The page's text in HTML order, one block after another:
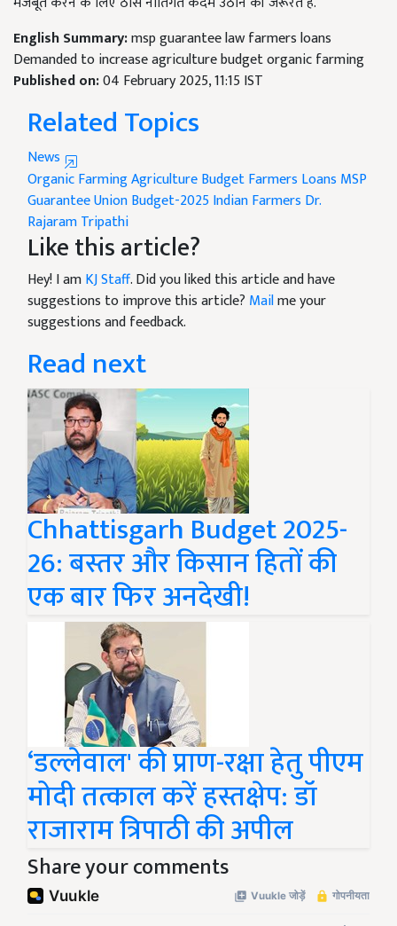
English Summary:msp guarantee law farmers loans
Demanded to increase agriculture budget organic farming
Published on:04 February 2025, 11:15 IST
Related Topics
News
Organic FarmingAgriculture BudgetFarmers Loans MSP
GuaranteeUnion Budget-2025Indian Farmers Dr.
Rajaram Tripathi
Like this article?
Hey! I amKJ Staff. Did you liked this article and have
suggestions to improve this article? Mailme your
suggestions and feedback.
Read next
Chhattisgarh Budget 2025-
26: बस्तर और किसान हितों की
एक बार फिर अनदेखी!
‘डल्लेवाल' की प्राण-रक्षा हेतु पीएम
मोदी तत्काल करें हस्तक्षेप: डॉ
राजाराम त्रिपाठी की अपील
Share your comments